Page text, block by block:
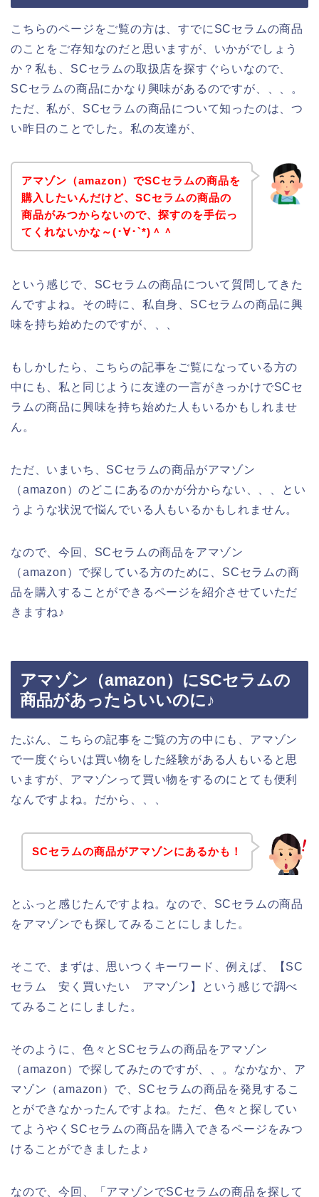
こちらのページをご覧の方は、すでにSCセラムの商品
のことをご存知なのだと思いますが、いかがでしょう
か？私も、SCセラムの取扱店を探すぐらいなので、
SCセラムの商品にかなり興味があるのですが、、、。
ただ、私が、SCセラムの商品について知ったのは、つ
い昨日のことでした。私の友達が、
アマゾン（amazon）でSCセラムの商品を
購入したいんだけど、SCセラムの商品の
商品がみつからないので、探すのを手伝っ
てくれないかな～(･∀･`*)＾＾
という感じで、SCセラムの商品について質問してきた
んですよね。その時に、私自身、SCセラムの商品に興
味を持ち始めたのですが、、、
もしかしたら、こちらの記事をご覧になっている方の
中にも、私と同じように友達の一言がきっかけでSCセ
ラムの商品に興味を持ち始めた人もいるかもしれませ
ん。
ただ、いまいち、SCセラムの商品がアマゾン
（amazon）のどこにあるのかが分からない、、、とい
うような状況で悩んでいる人もいるかもしれません。
なので、今回、SCセラムの商品をアマゾン
（amazon）で探している方のために、SCセラムの商
品を購入することができるページを紹介させていただ
きますね♪
アマゾン（amazon）にSCセラムの
商品があったらいいのに♪
たぶん、こちらの記事をご覧の方の中にも、アマゾン
で一度ぐらいは買い物をした経験がある人もいると思
いますが、アマゾンって買い物をするのにとても便利
なんですよね。だから、、、
SCセラムの商品がアマゾンにあるかも！
とふっと感じたんですよね。なので、SCセラムの商品
をアマゾンでも探してみることにしました。
そこで、まずは、思いつくキーワード、例えば、【SC
セラム 安く買いたい アマゾン】という感じで調べ
てみることにしました。
そのように、色々とSCセラムの商品をアマゾン
（amazon）で探してみたのですが、、。なかなか、ア
マゾン（amazon）で、SCセラムの商品を発見するこ
とができなかったんですよね。ただ、色々と探してい
てようやくSCセラムの商品を購入できるページをみつ
けることができましたよ♪
なので、今回、「アマゾンでSCセラムの商品を探して